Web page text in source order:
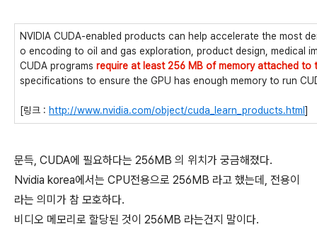
NVIDIA CUDA-enabled products can help accelerate the most
o encoding to oil and gas exploration, product design, medical
CUDA programs require at least 256 MB of memory attached to
specifications to ensure the GPU has enough memory to run
[링크 : http://www.nvidia.com/object/cuda_learn_products.html ]
문득, CUDA에 필요하다는 256MB 의 위치가 궁금해졌다.
Nvidia korea에서는 CPU전용으로 256MB 라고 했는데, 전용이
라는 의미가 참 모호하다.
비디오 메모리로 할당된 것이 256MB 라는건지 말이다.